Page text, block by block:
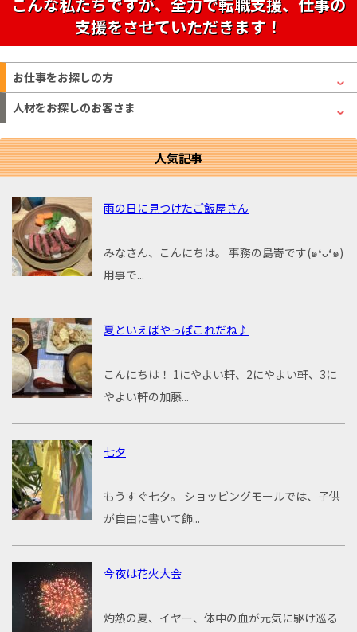
こんな私たちですが、全力で転職支援、仕事の
支援をさせていただきます！
お仕事をお探しの方
人材をお探しのお客さま
人気記事
雨の日に見つけたご飯屋さん
みなさん、こんにちは。 事務の島嵜です(๑❛ᴗ❛๑)
用事で...
夏といえばやっぱこれだね♪
こんにちは！ 1にやよい軒、2にやよい軒、3に
やよい軒の加藤...
七夕
もうすぐ七夕。 ショッピングモールでは、子供
が自由に書いて飾...
今夜は花火大会
灼熱の夏、イヤー、体中の血が元気に駆け巡る